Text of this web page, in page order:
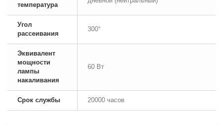
температура
Угол
рассеивания
300°
Эквивалент
мощности
лампы
накаливания
60 Вт
Срок службы 20000 часов